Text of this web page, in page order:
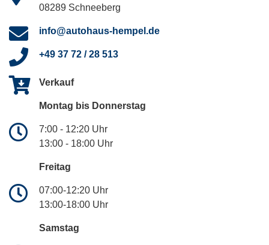
08289 Schneeberg
info@autohaus-hempel.de
+49 37 72 / 28 513
Verkauf
Montag bis Donnerstag
7:00 - 12:20 Uhr
13:00 - 18:00 Uhr
Freitag
07:00-12:20 Uhr
13:00-18:00 Uhr
Samstag